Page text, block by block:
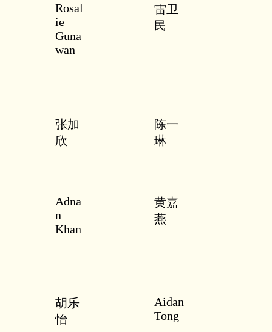
Rosal
ie
Guna
wan
雷卫
民
张加
欣
陈一
琳
Adna
n
Khan
黄嘉
燕
胡乐
怡
Aidan
Tong